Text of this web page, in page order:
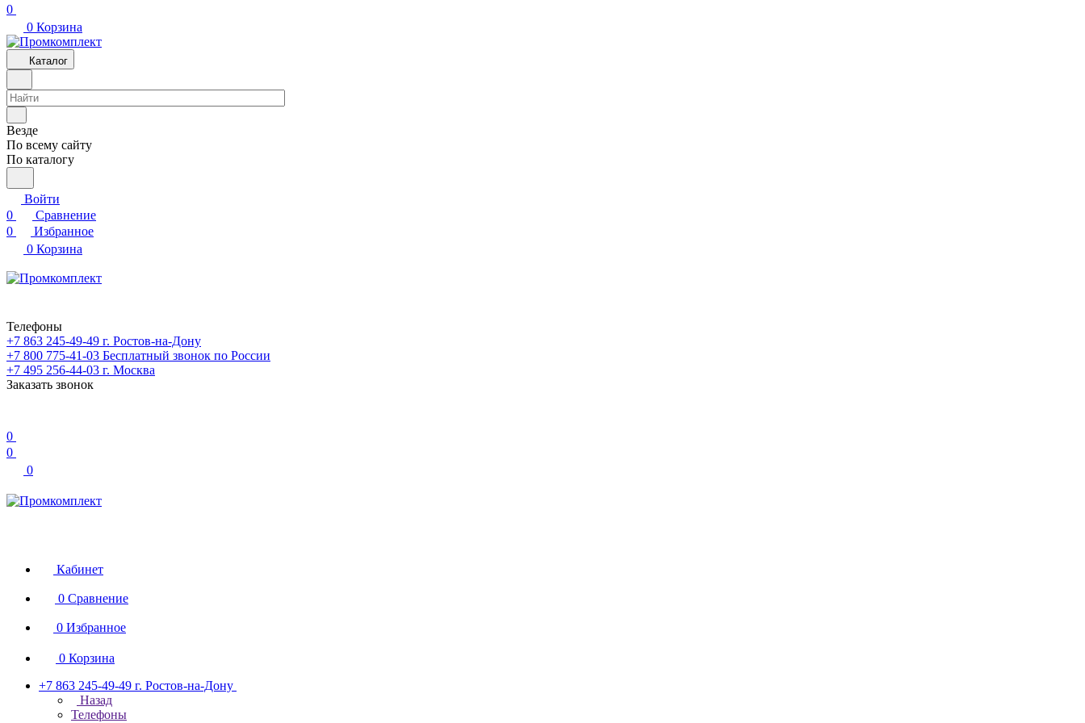
0
0 Корзина
Каталог
Везде
По всему сайту
По каталогу
Войти
0
Сравнение
0
Избранное
0 Корзина
Телефоны
+7 863 245-49-49 г. Ростов-на-Дону
+7 800 775-41-03 Бесплатный звонок по России
+7 495 256-44-03 г. Москва
Заказать звонок
0
0
0
Кабинет
0 Сравнение
0 Избранное
0 Корзина
+7 863 245-49-49 г. Ростов-на-Дону
Назад
Телефоны